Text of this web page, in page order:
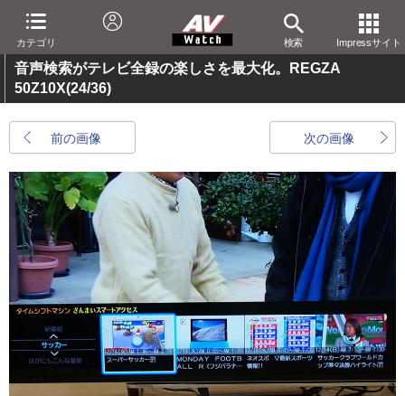
カテゴリ 検索 Impressサイト
音声検索がテレビ全録の楽しさを最大化。REGZA
50Z10X(24/36)
前の画像 次の画像